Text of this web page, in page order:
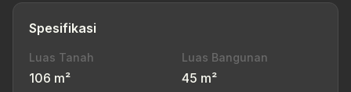
Spesifikasi
Luas Tanah
106 m²
Luas Bangunan
45 m²